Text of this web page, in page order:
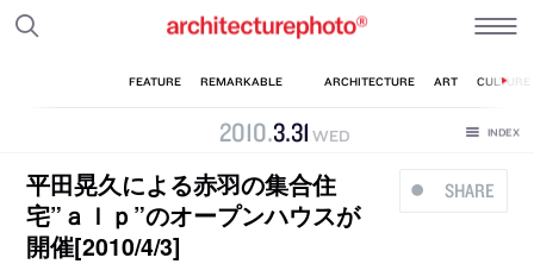
2010.3.31 WED
SHARE
平田晃久による赤羽の集合住
宅”ａｌｐ”のオープンハウスが
開催[2010/4/3]